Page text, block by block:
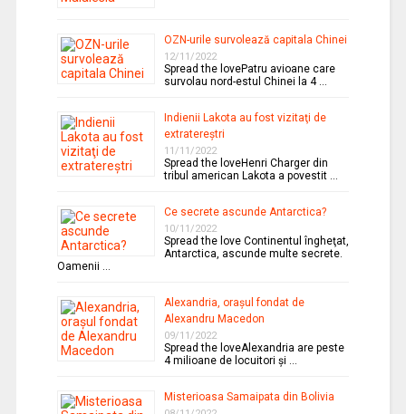
OZN-urile survolează capitala Chinei
12/11/2022
Spread the lovePatru avioane care
survolau nord-estul Chinei la 4 …
Indienii Lakota au fost vizitaţi de
extratereştri
11/11/2022
Spread the loveHenri Charger din
tribul american Lakota a povestit …
Ce secrete ascunde Antarctica?
10/11/2022
Spread the love Continentul îngheţat,
Antarctica, ascunde multe secrete.
Oamenii …
Alexandria, oraşul fondat de
Alexandru Macedon
09/11/2022
Spread the loveAlexandria are peste
4 milioane de locuitori şi …
Misterioasa Samaipata din Bolivia